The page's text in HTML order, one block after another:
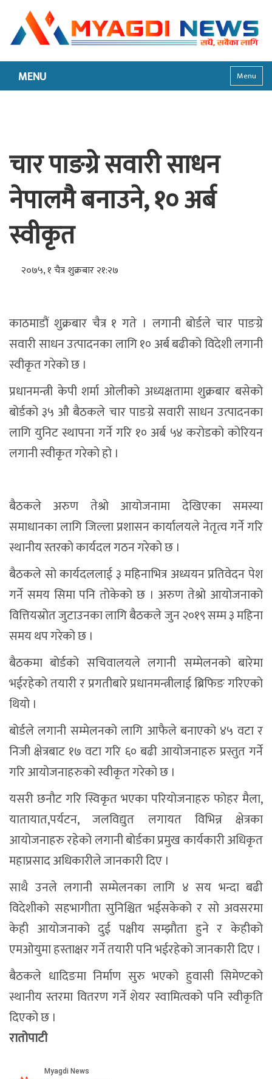
MENU Menu
चार पाङग्रे सवारी साधन
नेपालमै बनाउने, १० अर्ब
स्वीकृत
२०७५, १ चैत्र शुक्रबार २१:२७
काठमाडौं शुक्रबार चैत्र १ गते । लगानी बोर्डले चार पाङग्रे
सवारी साधन उत्पादनका लागि १० अर्ब बढीको विदेशी लगानी
स्वीकृत गरेको छ ।
प्रधानमन्त्री केपी शर्मा ओलीको अध्यक्षतामा शुक्रबार बसेको
बोर्डको ३५ औ बैठकले चार पाङग्रे सवारी साधन उत्पादनका
लागि युनिट स्थापना गर्ने गरि १० अर्ब ५४ करोडको कोरियन
लगानी स्वीकृत गरेको हो ।
बैठकले अरुण तेश्रो आयोजनामा देखिएका समस्या
समाधानका लागि जिल्ला प्रशासन कार्यालयले नेतृत्व गर्ने गरि
स्थानीय स्तरको कार्यदल गठन गरेको छ ।
बैठकले सो कार्यदललाई ३ महिनाभित्र अध्ययन प्रतिवेदन पेश
गर्ने समय सिमा पनि तोकेको छ । अरुण तेश्रो आयोजनाको
वित्तियस्रोत जुटाउनका लागि बैठकले जुन २०१९ सम्म ३ महिना
समय थप गरेको छ ।
बैठकमा बोर्डको सचिवालयले लगानी सम्मेलनको बारेमा
भईरहेको तयारी र प्रगतीबारे प्रधानमन्त्रीलाई ब्रिफिङ गरिएको
थियो ।
बोर्डले लगानी सम्मेलनको लागि आफैले बनाएको ४५ वटा र
निजी क्षेत्रबाट १७ वटा गरि ६० बढी आयोजनाहरु प्रस्तुत गर्ने
गरि आयोजनाहरुको स्वीकृत गरेको छ ।
यसरी छनौट गरि स्विकृत भएका परियोजनाहरु फोहर मैला,
यातायात,पर्यटन, जलविद्युत लगायत विभिन्न क्षेत्रका
आयोजनाहरु रहेको लगानी बोर्डका प्रमुख कार्यकारी अधिकृत
महाप्रसाद अधिकारीले जानकारी दिए ।
साथै उनले लगानी सम्मेलनका लागि ४ सय भन्दा बढी
विदेशीको सहभागीता सुनिश्चित भईसकेको र सो अवसरमा
केही आयोजनाको दुई पक्षीय सम्झौता हुने र केहीको
एमओयुमा हस्ताक्षर गर्ने तयारी पनि भईरहेको जानकारी दिए ।
बैठकले धादिङमा निर्माण सुरु भएको हुवासी सिमेण्टको
स्थानीय स्तरमा वितरण गर्ने शेयर स्वामित्वको पनि स्वीकृति
दिएको छ ।
रातोपाटी